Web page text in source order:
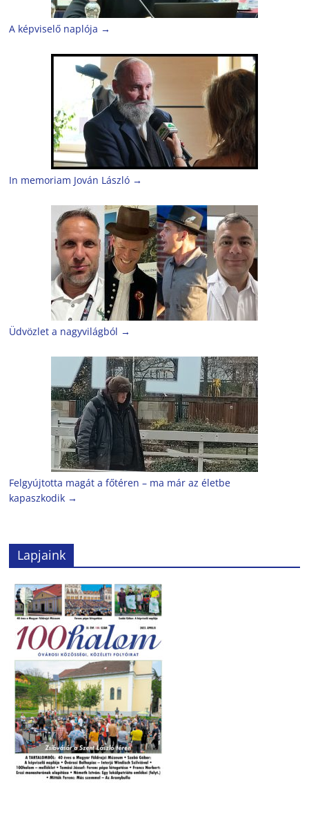
A képviselő naplója →
In memoriam Jován László →
Üdvözlet a nagyvilágból →
Felgyújtotta magát a főtéren – ma már az életbe
kapaszkodik →
Lapjaink